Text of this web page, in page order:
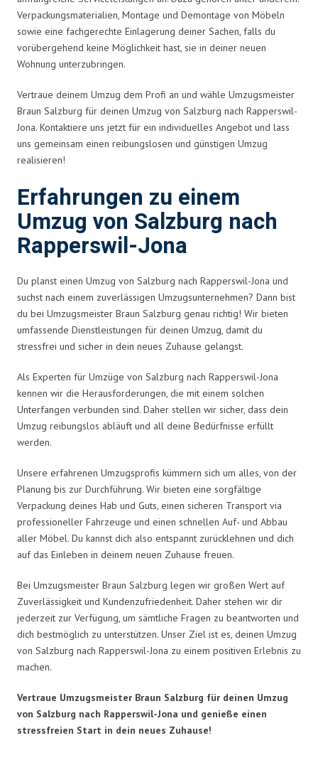
Verpackungsmaterialien, Montage und Demontage von Möbeln
sowie eine fachgerechte Einlagerung deiner Sachen, falls du
vorübergehend keine Möglichkeit hast, sie in deiner neuen
Wohnung unterzubringen.
Vertraue deinem Umzug dem Profi an und wähle Umzugsmeister
Braun Salzburg für deinen Umzug von Salzburg nach Rapperswil-
Jona. Kontaktiere uns jetzt für ein individuelles Angebot und lass
uns gemeinsam einen reibungslosen und günstigen Umzug
realisieren!
Erfahrungen zu einem
Umzug von Salzburg nach
Rapperswil-Jona
Du planst einen Umzug von Salzburg nach Rapperswil-Jona und
suchst nach einem zuverlässigen Umzugsunternehmen? Dann bist
du bei Umzugsmeister Braun Salzburg genau richtig! Wir bieten
umfassende Dienstleistungen für deinen Umzug, damit du
stressfrei und sicher in dein neues Zuhause gelangst.
Als Experten für Umzüge von Salzburg nach Rapperswil-Jona
kennen wir die Herausforderungen, die mit einem solchen
Unterfangen verbunden sind. Daher stellen wir sicher, dass dein
Umzug reibungslos abläuft und all deine Bedürfnisse erfüllt
werden.
Unsere erfahrenen Umzugsprofis kümmern sich um alles, von der
Planung bis zur Durchführung. Wir bieten eine sorgfältige
Verpackung deines Hab und Guts, einen sicheren Transport via
professioneller Fahrzeuge und einen schnellen Auf- und Abbau
aller Möbel. Du kannst dich also entspannt zurücklehnen und dich
auf das Einleben in deinem neuen Zuhause freuen.
Bei Umzugsmeister Braun Salzburg legen wir großen Wert auf
Zuverlässigkeit und Kundenzufriedenheit. Daher stehen wir dir
jederzeit zur Verfügung, um sämtliche Fragen zu beantworten und
dich bestmöglich zu unterstützen. Unser Ziel ist es, deinen Umzug
von Salzburg nach Rapperswil-Jona zu einem positiven Erlebnis zu
machen.
Vertraue Umzugsmeister Braun Salzburg für deinen Umzug
von Salzburg nach Rapperswil-Jona und genieße einen
stressfreien Start in dein neues Zuhause!